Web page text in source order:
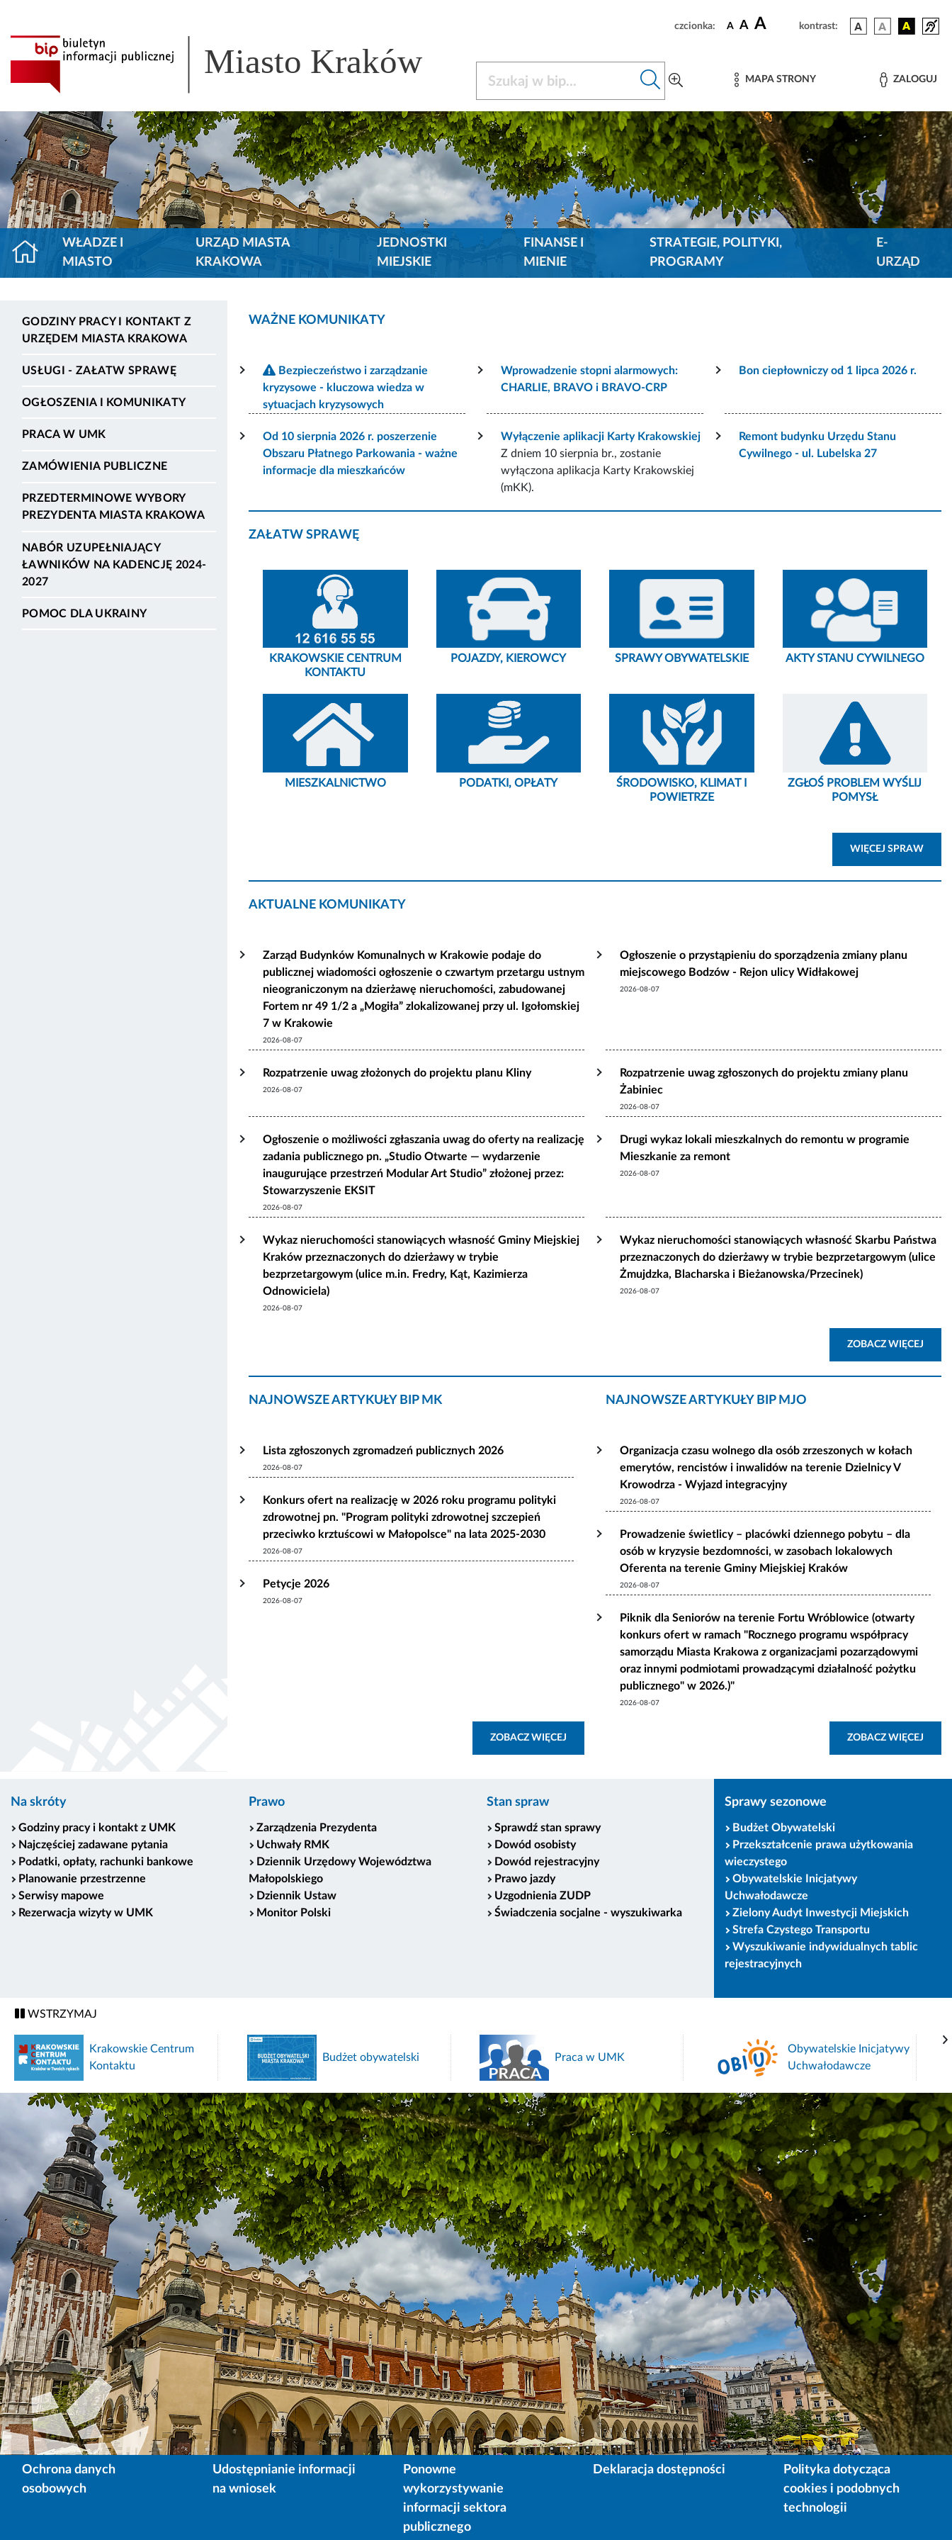
czcionka: A A A kontrast:
Miasto Kraków MAPA STRONY ZALOGUJ
WŁADZE I
MIASTO
URZĄD MIASTA
KRAKOWA
JEDNOSTKI
MIEJSKIE
FINANSE I
MIENIE
STRATEGIE, POLITYKI,
PROGRAMY
E-
URZĄD
GODZINY PRACY I KONTAKT Z
URZĘDEM MIASTA KRAKOWA
USŁUGI - ZAŁATW SPRAWĘ
OGŁOSZENIA I KOMUNIKATY
PRACA W UMK
ZAMÓWIENIA PUBLICZNE
PRZEDTERMINOWE WYBORY
PREZYDENTA MIASTA KRAKOWA
NABÓR UZUPEŁNIAJĄCY
ŁAWNIKÓW NA KADENCJĘ 2024-
2027
POMOC DLA UKRAINY
WAŻNE KOMUNIKATY
Bezpieczeństwo i zarządzanie
kryzysowe - kluczowa wiedza w
sytuacjach kryzysowych
Wprowadzenie stopni alarmowych:
CHARLIE, BRAVO i BRAVO-CRP
Bon ciepłowniczy od 1 lipca 2026 r.
Od 10 sierpnia 2026 r. poszerzenie
Obszaru Płatnego Parkowania - ważne
informacje dla mieszkańców
Wyłączenie aplikacji Karty Krakowskiej
Z dniem 10 sierpnia br., zostanie
wyłączona aplikacja Karty Krakowskiej
(mKK).
Remont budynku Urzędu Stanu
Cywilnego - ul. Lubelska 27
ZAŁATW SPRAWĘ
KRAKOWSKIE CENTRUM
KONTAKTU
POJAZDY, KIEROWCY SPRAWY OBYWATELSKIE AKTY STANU CYWILNEGO
MIESZKALNICTWO PODATKI, OPŁATY
ŚRODOWISKO, KLIMAT I
POWIETRZE
ZGŁOŚ PROBLEM WYŚLIJ
POMYSŁ
WIĘCEJ SPRAW
AKTUALNE KOMUNIKATY
Zarząd Budynków Komunalnych w Krakowie podaje do
publicznej wiadomości ogłoszenie o czwartym przetargu ustnym
nieograniczonym na dzierżawę nieruchomości, zabudowanej
Fortem nr 49 1/2 a „Mogiła” zlokalizowanej przy ul. Igołomskiej
7 w Krakowie
2026-08-07
Ogłoszenie o przystąpieniu do sporządzenia zmiany planu
miejscowego Bodzów - Rejon ulicy Widłakowej
2026-08-07
Rozpatrzenie uwag złożonych do projektu planu Kliny
2026-08-07
Rozpatrzenie uwag zgłoszonych do projektu zmiany planu
Żabiniec
2026-08-07
Ogłoszenie o możliwości zgłaszania uwag do oferty na realizację
zadania publicznego pn. „Studio Otwarte — wydarzenie
inaugurujące przestrzeń Modular Art Studio” złożonej przez:
Stowarzyszenie EKSIT
2026-08-07
Drugi wykaz lokali mieszkalnych do remontu w programie
Mieszkanie za remont
2026-08-07
Wykaz nieruchomości stanowiących własność Gminy Miejskiej
Kraków przeznaczonych do dzierżawy w trybie
bezprzetargowym (ulice m.in. Fredry, Kąt, Kazimierza
Odnowiciela)
2026-08-07
Wykaz nieruchomości stanowiących własność Skarbu Państwa
przeznaczonych do dzierżawy w trybie bezprzetargowym (ulice
Żmujdzka, Blacharska i Bieżanowska/Przecinek)
2026-08-07
ZOBACZ WIĘCEJ
NAJNOWSZE ARTYKUŁY BIP MK
Lista zgłoszonych zgromadzeń publicznych 2026
2026-08-07
Konkurs ofert na realizację w 2026 roku programu polityki
zdrowotnej pn. "Program polityki zdrowotnej szczepień
przeciwko krztuścowi w Małopolsce" na lata 2025-2030
2026-08-07
Petycje 2026
2026-08-07
ZOBACZ WIĘCEJ
NAJNOWSZE ARTYKUŁY BIP MJO
Organizacja czasu wolnego dla osób zrzeszonych w kołach
emerytów, rencistów i inwalidów na terenie Dzielnicy V
Krowodrza - Wyjazd integracyjny
2026-08-07
Prowadzenie świetlicy – placówki dziennego pobytu – dla
osób w kryzysie bezdomności, w zasobach lokalowych
Oferenta na terenie Gminy Miejskiej Kraków
2026-08-07
Piknik dla Seniorów na terenie Fortu Wróblowice (otwarty
konkurs ofert w ramach "Rocznego programu współpracy
samorządu Miasta Krakowa z organizacjami pozarządowymi
oraz innymi podmiotami prowadzącymi działalność pożytku
publicznego" w 2026.)"
2026-08-07
ZOBACZ WIĘCEJ
Na skróty
Godziny pracy i kontakt z UMK
Najczęściej zadawane pytania
Podatki, opłaty, rachunki bankowe
Planowanie przestrzenne
Serwisy mapowe
Rezerwacja wizyty w UMK
Prawo
Zarządzenia Prezydenta
Uchwały RMK
Dziennik Urzędowy Województwa
Małopolskiego
Dziennik Ustaw
Monitor Polski
Stan spraw
Sprawdź stan sprawy
Dowód osobisty
Dowód rejestracyjny
Prawo jazdy
Uzgodnienia ZUDP
Świadczenia socjalne - wyszukiwarka
Sprawy sezonowe
Budżet Obywatelski
Przekształcenie prawa użytkowania
wieczystego
Obywatelskie Inicjatywy
Uchwałodawcze
Zielony Audyt Inwestycji Miejskich
Strefa Czystego Transportu
Wyszukiwanie indywidualnych tablic
rejestracyjnych
WSTRZYMAJ
Krakowskie Centrum
Kontaktu
Budżet obywatelski Praca w UMK
Obywatelskie Inicjatywy
Uchwałodawcze
Ochrona danych
osobowych
Udostępnianie informacji
na wniosek
Ponowne
wykorzystywanie
informacji sektora
publicznego
Deklaracja dostępności
Polityka dotycząca
cookies i podobnych
technologii